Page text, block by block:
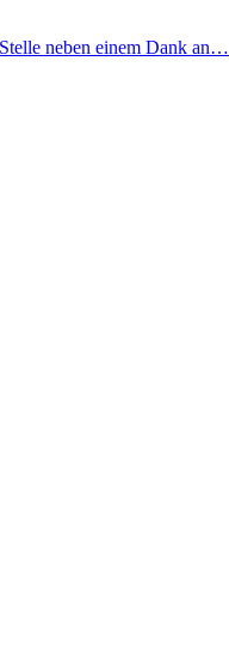
neben einem Dank an…